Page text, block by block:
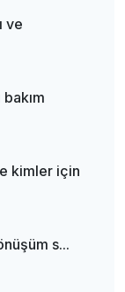
ve
kimler için
s...